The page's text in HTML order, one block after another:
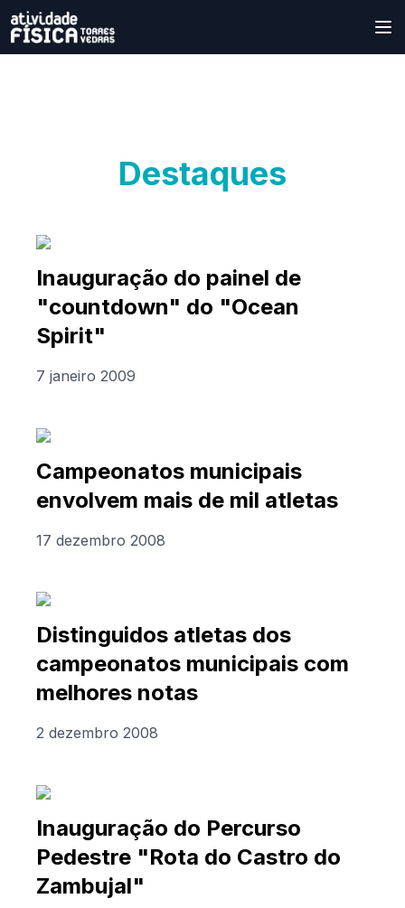
Destaques
Inauguração do painel de
"countdown" do "Ocean
Spirit"
7 janeiro 2009
Campeonatos municipais
envolvem mais de mil atletas
17 dezembro 2008
Distinguidos atletas dos
campeonatos municipais com
melhores notas
2 dezembro 2008
Inauguração do Percurso
Pedestre "Rota do Castro do
Zambujal"